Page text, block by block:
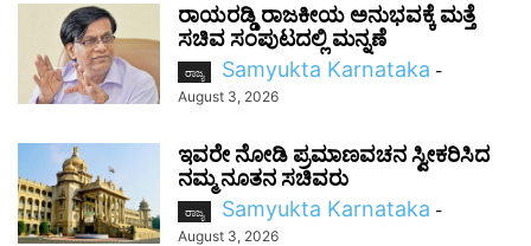
ರಾಯರಡ್ಡಿ ರಾಜಕೀಯ ಅನುಭವಕ್ಕೆ ಮತ್ತೆ
ಸಚಿವ ಸಂಪುಟದಲ್ಲಿ ಮನ್ನಣೆ
ರಾಜ್ಯ Samyukta Karnataka -
August 3, 2026
ಇವರೇ ನೋಡಿ ಪ್ರಮಾಣವಚನ ಸ್ವೀಕರಿಸಿದ
ನಮ್ಮ ನೂತನ ಸಚಿವರು
ರಾಜ್ಯ Samyukta Karnataka -
August 3, 2026